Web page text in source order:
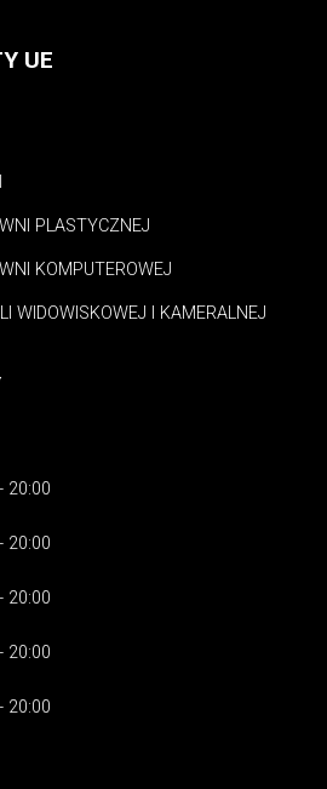
UE
PLASTYCZNEJ
KOMPUTEROWEJ
WIDOWISKOWEJ I KAMERALNEJ
20:00
20:00
20:00
20:00
20:00